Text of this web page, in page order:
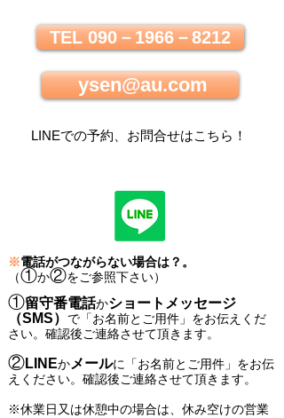
TEL 090－1966－8212
ysen@au.com
LINEでの予約、お問合せはこちら ！
※電話がつながらない場合は？。
（①か②をご参照下さい）
①留守番電話かショートメッセージ
（SMS） で 「お名前とご用件 」 をお伝えくだ
さい。 確認後ご連絡させて頂きます。
②LINEかメールに 「お名前とご用件 」 をお伝
えください。 確認後ご連絡させて頂きます。
​※休業日又は休憩中の場合は、休み空けの営業